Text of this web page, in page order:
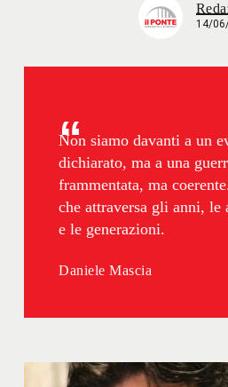
14/
Non siamo davanti a un
dichiarato, ma a una
frammentata, ma
che attraversa gli anni, le
e le generazioni.
Daniele Mascia